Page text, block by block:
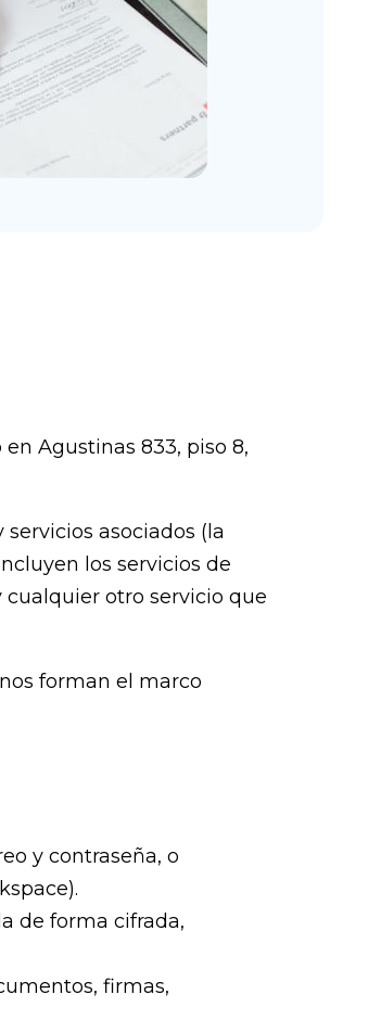
Agustinas 833, piso 8,
asociados (la
los servicios de
otro servicio que
forman el marco
y contraseña, o
de forma cifrada,
firmas,